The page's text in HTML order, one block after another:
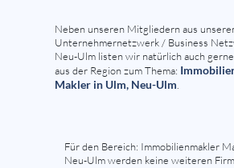
Neben unseren Mitgliedern aus
Unternehmernetzwerk / Business
Neu-Ulm listen wir natürlich auch
aus der Region zum Thema:
Makler in Ulm, Neu-Ulm.
Für den Bereich: Immobilienmakler
Neu-Ulm werden keine weiteren